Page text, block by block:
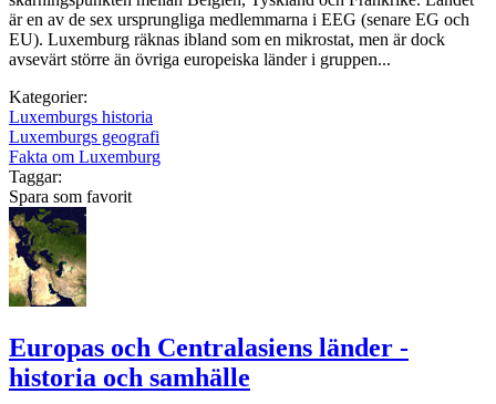
är en av de sex ursprungliga medlemmarna i EEG (senare EG och
EU). Luxemburg räknas ibland som en mikrostat, men är dock
avsevärt större än övriga europeiska länder i gruppen...
Kategorier:
Luxemburgs historia
Luxemburgs geografi
Fakta om Luxemburg
Taggar:
Spara som favorit
Europas och Centralasiens länder -
historia och samhälle